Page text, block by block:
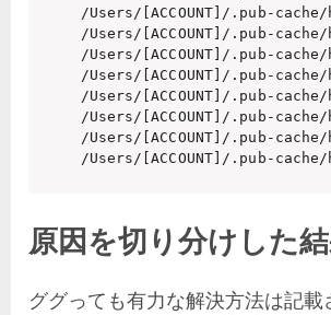
/Users/[ACCOUNT]/.pub-
/Users/[ACCOUNT]/.pub-
/Users/[ACCOUNT]/.pub-
/Users/[ACCOUNT]/.pub-
/Users/[ACCOUNT]/.pub-
/Users/[ACCOUNT]/.pub-
/Users/[ACCOUNT]/.pub-
/Users/[ACCOUNT]/.pub-
原因を切り分けした
ググっても有力な解決方法は記載